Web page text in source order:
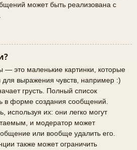
может быть реализована с
— это маленькие картинки, которые
для выражения чувств, например :)
грусть. Полный список
в форме создания сообщений.
используя их: они легко могут
и модератор может
или вообще удалить его.
также может ограничить